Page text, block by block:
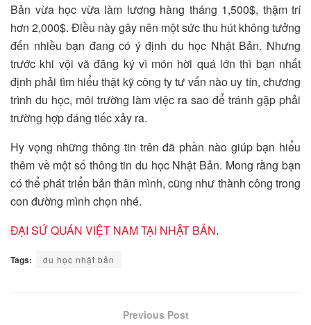
Bản vừa học vừa làm lương hàng tháng 1,500$, thậm trí
hơn 2,000$. Điều này gây nên một sức thu hút không tưởng
đến nhiều bạn đang có ý định du học Nhật Bản. Nhưng
trước khi vội vã đăng ký vì món hời quá lớn thì bạn nhất
định phải tìm hiểu thật kỹ công ty tư vấn nào uy tín, chương
trình du học, môi trường làm việc ra sao để tránh gặp phải
trường hợp đáng tiếc xảy ra.
Hy vọng những thông tin trên đã phần nào giúp bạn hiểu
thêm về một số thông tin du học Nhật Bản. Mong rằng bạn
có thể phát triển bản thân mình, cũng như thành công trong
con đường mình chọn nhé.
ĐẠI SỨ QUÁN VIỆT NAM TẠI NHẬT BẢN.
Tags: du học nhật bản
Previous Post